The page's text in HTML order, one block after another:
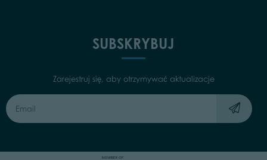
SUBSKRYBUJ
Zarejestruj się, aby otrzymywać aktualizacje